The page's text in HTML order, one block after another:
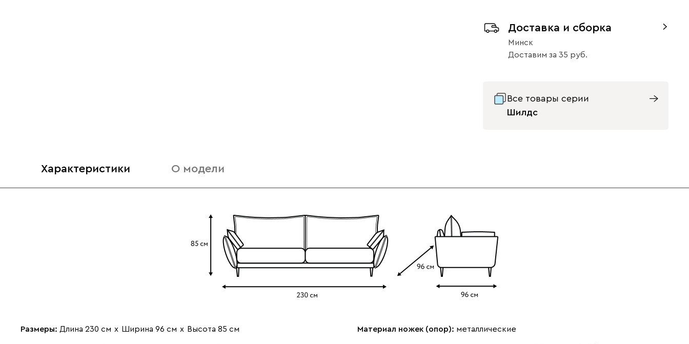
Терракота
Ультра
Доставка и сборка
Минск
Доставим за 35
Все товары серии
Шилдс
Характеристики О модели
Размеры: Длина 230 см х Ширина 96 см х Высота 85 см Материал ножек (опор): металлические